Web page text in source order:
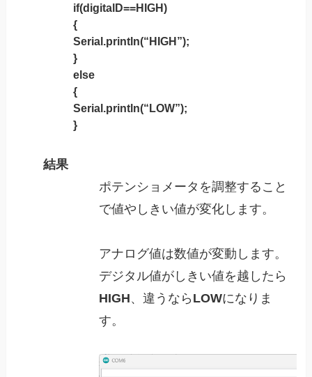
if(digitalD==HIGH)
{
Serial.println(“HIGH”);
}
else
{
Serial.println(“LOW”);
}
結果
ポテンショメータを調整すること
で値やしきい値が変化します。
アナログ値は数値が変動します。
デジタル値がしきい値を越したら
HIGH、違うなら LOWになりま
す。